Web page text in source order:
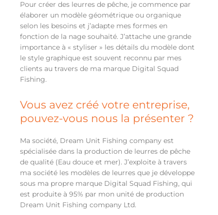
Pour créer des leurres de pêche, je commence par
élaborer un modèle géométrique ou organique
selon les besoins et j’adapte mes formes en
fonction de la nage souhaité. J’attache une grande
importance à « styliser » les détails du modèle dont
le style graphique est souvent reconnu par mes
clients au travers de ma marque Digital Squad
Fishing.
Vous avez créé votre entreprise,
pouvez-vous nous la présenter ?
Ma société, Dream Unit Fishing company est
spécialisée dans la production de leurres de pêche
de qualité (Eau douce et mer). J’exploite à travers
ma société les modèles de leurres que je développe
sous ma propre marque Digital Squad Fishing, qui
est produite à 95% par mon unité de production
Dream Unit Fishing company Ltd.